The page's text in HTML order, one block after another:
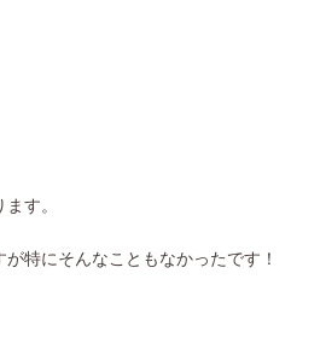
す。
特にそんなこともなかったです！